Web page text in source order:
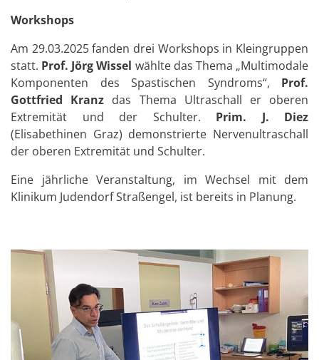
Workshops
Am 29.03.2025 fanden drei Workshops in Kleingruppen
statt. Prof. Jörg Wissel wählte das Thema „Multimodale
Komponenten des Spastischen Syndroms“, Prof.
Gottfried Kranz das Thema Ultraschall er oberen
Extremität und der Schulter. Prim. J. Diez
(Elisabethinen Graz) demonstrierte Nervenultraschall
der oberen Extremität und Schulter.
Eine jährliche Veranstaltung, im Wechsel mit dem
Klinikum Judendorf Straßengel, ist bereits in Planung.